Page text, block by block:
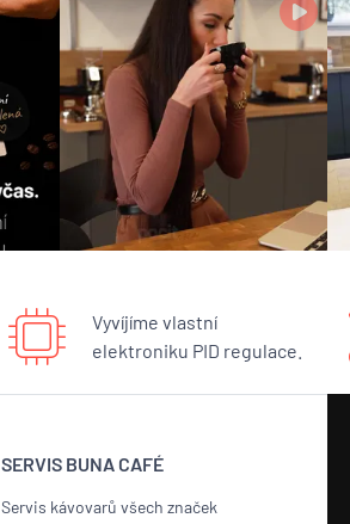
Vyvíjíme vlastní
elektroniku PID regulace.
SERVIS BUNA CAFÉ
Servis kávovarů všech značek